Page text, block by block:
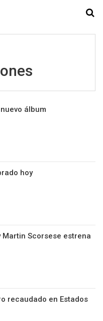
álbum
hoy
Martin Scorsese estrena
recaudado en Estados